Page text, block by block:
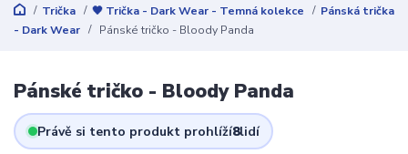
Trička 🖤 Trička - Dark Wear - Temná kolekce
Pánská trička
- Dark Wear
Pánské tričko - Bloody Panda
Pánské tričko - Bloody Panda
Právě si tento produkt prohlíží8lidí